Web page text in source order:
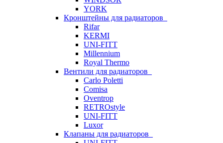
YORK
Кронштейны для радиаторов
Rifar
KERMI
UNI-FITT
Millennium
Royal Thermo
Вентили для радиаторов
Carlo Poletti
Comisa
Oventrop
RETROstyle
UNI-FITT
Luxor
Клапаны для радиаторов